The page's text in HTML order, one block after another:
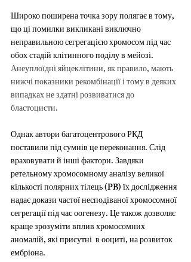
Широко поширена точка зору полягає в тому,
що ці помилки викликані виключно
неправильною сегрегацією хромосом під час
обох стадій клітинного поділу в мейозі.
Анеуплоїдні яйцеклітини, як правило, мають
нижчі показники рекомбінації і тому в деяких
випадках не здатні розвиватися до
бластоцисти.
Однак автори багатоцентрового РКД
поставили під сумнів це переконання. Слід
враховувати й інші фактори. Завдяки
ретельному хромосомному аналізу великої
кількості полярних тілець (PB) їх дослідження
надає докази частої несподіваної хромосомної
сегрегації під час оогенезу. Це також дозволяє
краще зрозуміти вплив хромосомних
аномалій, які присутні  в ооциті, на розвиток
ембріона.